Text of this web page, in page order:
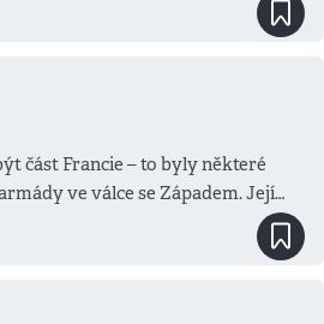
část Francie – to byly některé
ve válce se Západem. Její
sedmdesáti procent.